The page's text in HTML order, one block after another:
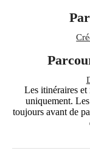
Les itinéraires
uniquement.
toujours avant de